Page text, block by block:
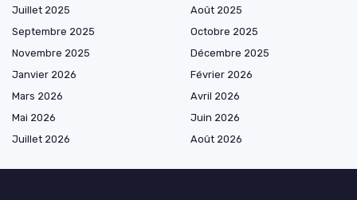
Juillet 2025
Août 2025
Septembre 2025
Octobre 2025
Novembre 2025
Décembre 2025
Janvier 2026
Février 2026
Mars 2026
Avril 2026
Mai 2026
Juin 2026
Juillet 2026
Août 2026